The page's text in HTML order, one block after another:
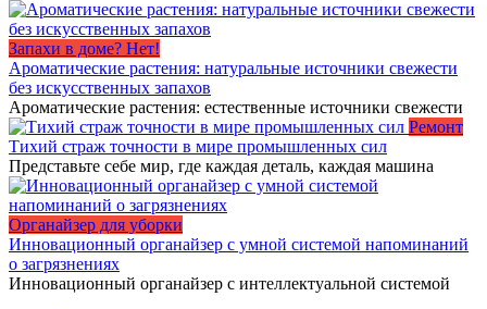
Запахи в доме? Нет!
Ароматические растения: натуральные источники свежести
без искусственных запахов
Ароматические растения: естественные источники свежести
Ремонт
Тихий страж точности в мире промышленных сил
Представьте себе мир, где каждая деталь, каждая машина
Органайзер для уборки
Инновационный органайзер с умной системой напоминаний
о загрязнениях
Инновационный органайзер с интеллектуальной системой